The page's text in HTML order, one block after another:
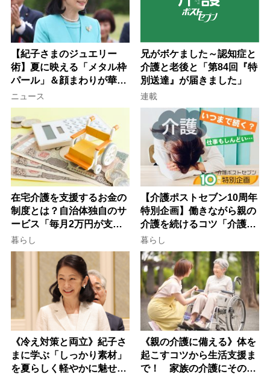
【紀子さまのジュエリー
術】夏に映える「メタル枠
パール」＆顔まわりが華や
ぐ「揺れる一粒」の使い分
け方
ニュース
兄がボケました～認知症と
介護と老後と「第84回『特
別送達』が届きました」
連載
在宅介護を支援するお金の
制度とは？自治体独自のサ
ービス「毎月2万円が支給
される」ケースも【FP解
説】
暮らし
【介護ポストセブン10周年
特別企画】働きながら親の
介護を続けるコツ「介護は
10年以上続くことも…3つ
のフェーズに分けて考えて
みよう」【社会福祉士解
説】
暮らし
《冷え対策と両立》紀子さ
まに学ぶ「しっかり素材」
を夏らしく軽やかに魅せる
《親の介護に備える》体を
起こすコツから生活支援ま
で！ 家族の介護にそのま